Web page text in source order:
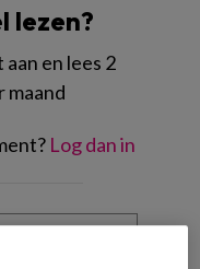
lezen?
en lees 2
maand
Log dan in